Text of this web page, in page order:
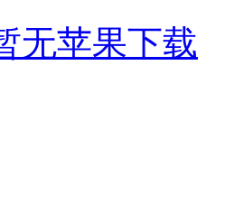
无苹果下载